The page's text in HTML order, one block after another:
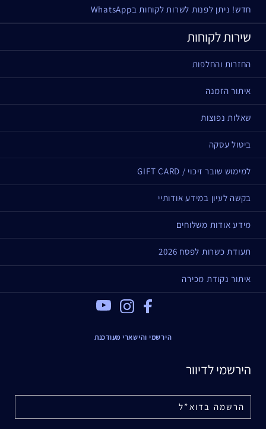
חדש! ניתן לפנות לשרות לקוחות בWhatsApp
שירות לקוחות
החזרות והחלפות
איתור הזמנה
שאלות נפוצות
ביטול עסקה
למימוש שובר זיכוי / GIFT CARD
בקשה לעיון במידע אודותיי
מידע אודות משלוחים
תעודת כשרות לפסח 2026
איתור נקודת מכירה
Facebook
הירשמי והישארי מעודכנת
הירשמי לדיוור